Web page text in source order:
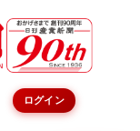
ログイン